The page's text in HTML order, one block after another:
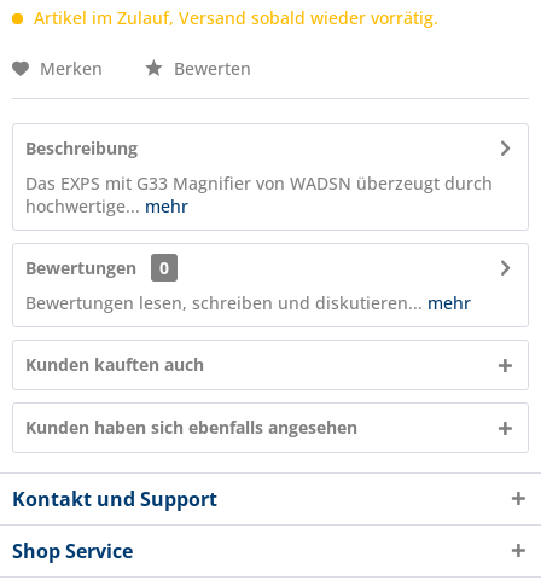
Artikel im Zulauf, Versand sobald wieder vorrätig.
Merken Bewerten
Beschreibung
Das EXPS mit G33 Magnifier von WADSN überzeugt durch
hochwertige... mehr
Bewertungen
0
Bewertungen lesen, schreiben und diskutieren... mehr
Kunden kauften auch
Kunden haben sich ebenfalls angesehen
Kontakt und Support
Shop Service